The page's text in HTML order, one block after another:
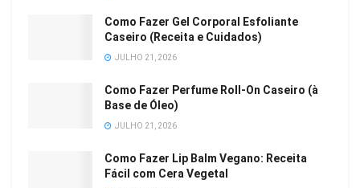
Como Fazer Gel Corporal Esfoliante
Caseiro (Receita e Cuidados)
JULHO 21, 2026
Como Fazer Perfume Roll-On Caseiro (à
Base de Óleo)
JULHO 21, 2026
Como Fazer Lip Balm Vegano: Receita
Fácil com Cera Vegetal